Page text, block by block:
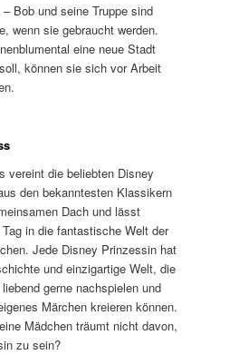
Bob und seine Truppe sind
wenn sie gebraucht werden.
eine neue Stadt
können sie sich vor Arbeit
vereint die beliebten Disney
den bekanntesten Klassikern
Dach und lässt
in die fantastische Welt der
Jede Disney Prinzessin hat
und einzigartige Welt, die
gerne nachspielen und
Märchen kreieren können.
Mädchen träumt nicht davon,
zu sein?